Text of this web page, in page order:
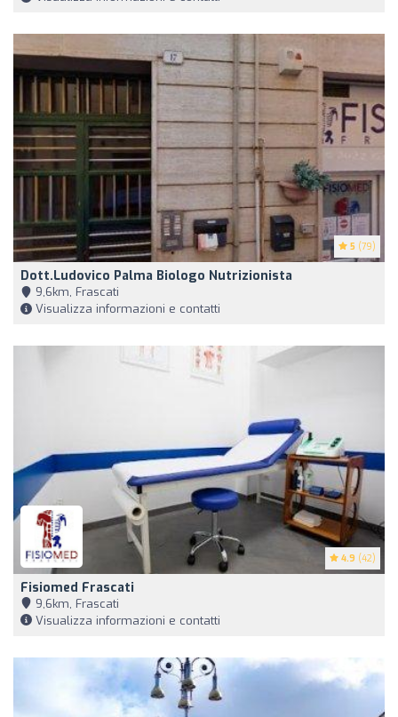
5 (79)
Dott.Ludovico Palma Biologo Nutrizionista
9,6km, Frascati
Visualizza informazioni e contatti
4.9 (42)
Fisiomed Frascati
9,6km, Frascati
Visualizza informazioni e contatti